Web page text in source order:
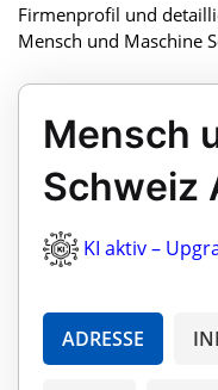
Firmenprofil und
Mensch und Maschine
Mensch
Schweiz
KI aktiv –
ADRESSE